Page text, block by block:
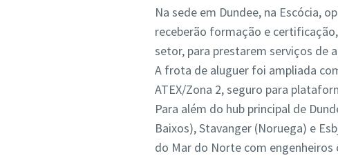
Na sede em Dundee, na Escócia,
receberão formação e
setor, para prestarem serviços de
A frota de aluguer foi ampliada
ATEX/Zona 2, seguro para
Para além do hub principal de
Baixos), Stavanger (Noruega) e
do Mar do Norte com